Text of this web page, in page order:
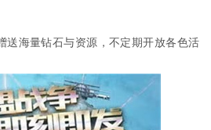
送海量钻石与资源，不定期开放各色活